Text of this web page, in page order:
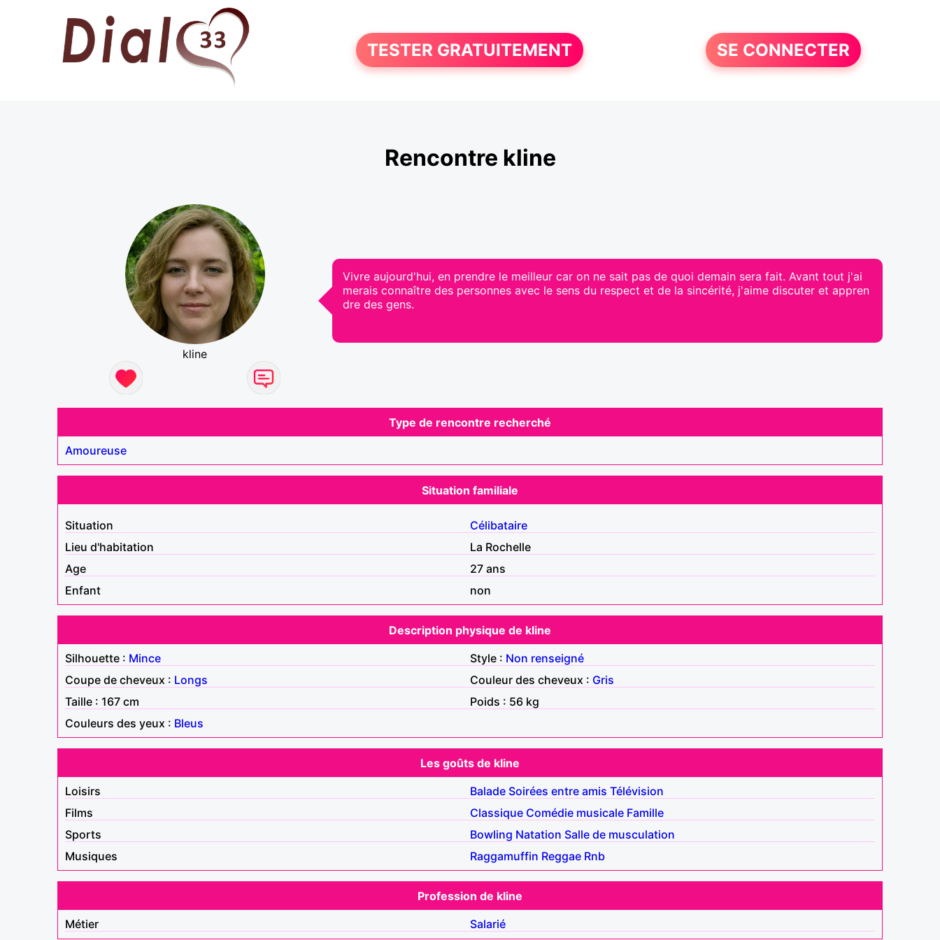
TESTER GRATUITEMENT SE CONNECTER
Rencontre kline
kline
Vivre aujourd'hui, en prendre le meilleur car on ne sait pas de quoi demain sera fait. Avant tout j'ai
merais connaître des personnes avec le sens du respect et de la sincérité, j'aime discuter et appren
dre des gens.
Type de rencontre recherché
Amoureuse
Situation familiale
Situation
Célibataire
Lieu d'habitation
La Rochelle
Age
27 ans
Enfant
non
Description physique de kline
Silhouette : Mince Style : Non renseigné
Coupe de cheveux : Longs Couleur des cheveux : Gris
Taille : 167 cm
Poids : 56 kg
Couleurs des yeux : Bleus
Les goûts de kline
Loisirs
Balade Soirées entre amis Télévision
Films
Classique Comédie musicale Famille
Sports
Bowling Natation Salle de musculation
Musiques
Raggamuffin Reggae Rnb
Profession de kline
Métier
Salarié